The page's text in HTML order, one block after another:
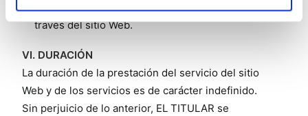
los servicios prestados a los usuarios/as a
través del sitio Web.
VI. DURACIÓN
La duración de la prestación del servicio del sitio
Web y de los servicios es de carácter indefinido.
Sin perjuicio de lo anterior, EL TITULAR se